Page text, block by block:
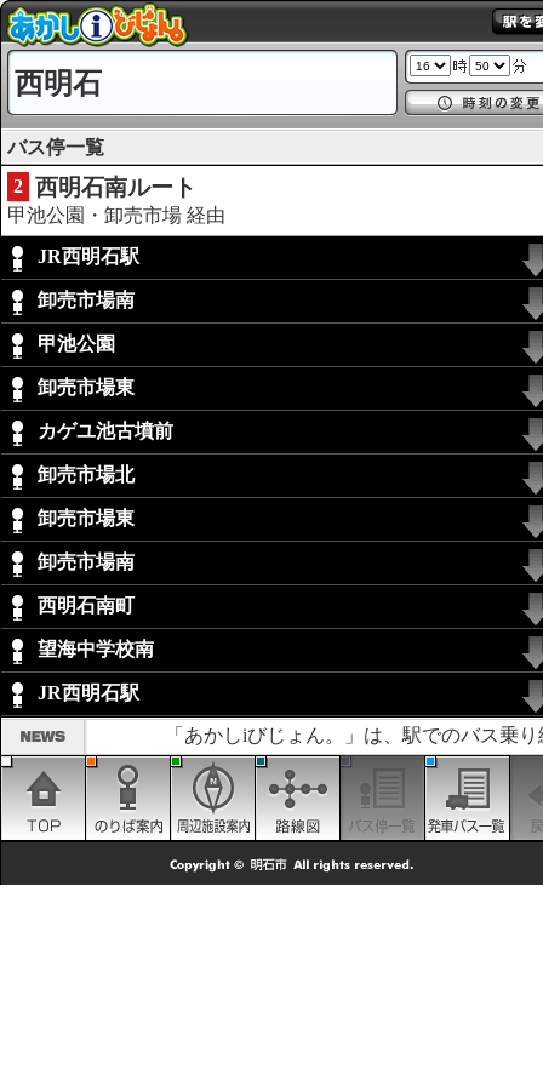
西明石
バス停一覧
2 西明石南ルート
甲池公園・卸売市場 経由
JR西明石駅
卸売市場南
甲池公園
卸売市場東
カゲユ池古墳前
卸売市場北
卸売市場東
卸売市場南
西明石南町
望海中学校南
JR西明石駅
「あかしiびじょん。」は、駅でのバス乗